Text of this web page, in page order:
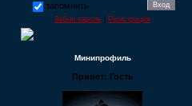
запомнить
Забыл пароль Регистрация
Минипрофиль
Привет: Гость